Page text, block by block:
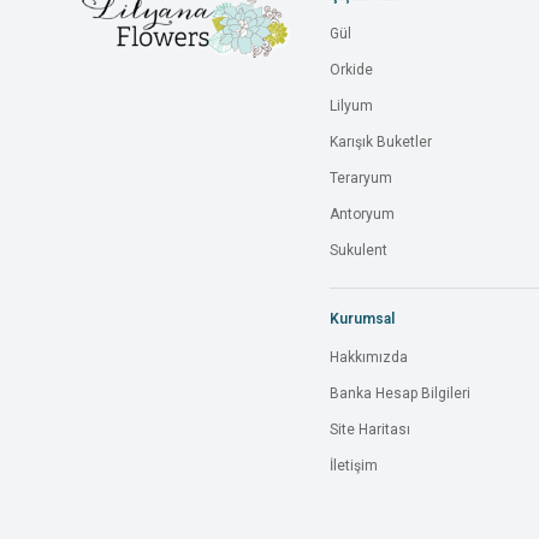
Gül
Orkide
Lilyum
Karışık Buketler
Teraryum
Antoryum
Sukulent
Kurumsal
Hakkımızda
Banka Hesap Bilgileri
Site Haritası
İletişim